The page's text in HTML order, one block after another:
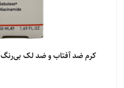
کرم ضد آفتاب و ضد لک بی‌رنگ SPF50 اریکه Erikeh